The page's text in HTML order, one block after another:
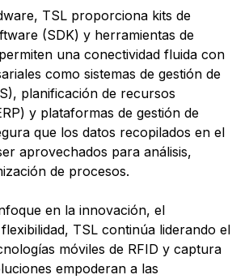
TSL proporciona kits de
(SDK) y herramientas de
una conectividad fluida con
como sistemas de gestión de
planificación de recursos
y plataformas de gestión de
que los datos recopilados en el
aprovechados para análisis,
de procesos.
en la innovación, el
TSL continúa liderando el
móviles de RFID y captura
empoderan a las